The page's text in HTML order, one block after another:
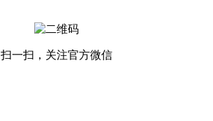
扫一扫，关注官方微信